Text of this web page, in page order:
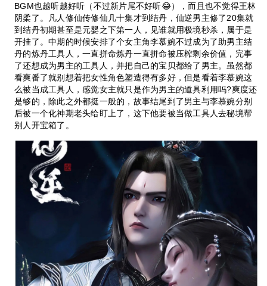
BGM也越听越好听（不过新片尾不好听😂），而且也不觉得王林
阴柔了。凡人修仙传修仙几十集才到结丹，仙逆男主修了20集就
到结丹初期甚至是元婴之下第一人，见谁就用极境秒杀，属于是
开挂了。中期的时候安排了个女主角李慕婉不过成为了助男主结
丹的炼丹工具人，一直拼命炼丹一直拼命被压榨剩余价值，完事
了还想成为男主的工具人，并把自己的宝贝都给了男主。虽然都
看爽番了就别想着把女性角色塑造得有多好，但是看着李慕婉这
么被当成工具人，感觉女主就只是作为男主的道具利用吗?爽度还
是够的，除此之外都挺一般的，故事结尾到了男主与李慕婉分别
后被一个化神期老头给盯上了，这下他要被当做工具人去秘境帮
别人开宝箱了。